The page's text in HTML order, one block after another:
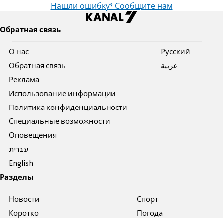
Нашли ошибку? Сообщите нам
Обратная связь
О нас
Обратная связь
Реклама
Использование информации
Политика конфиденциальности
Специальные возможности
Оповещения
עברית
English
Pусский
عربية
Разделы
Новости
Коротко
Спорт
Погода